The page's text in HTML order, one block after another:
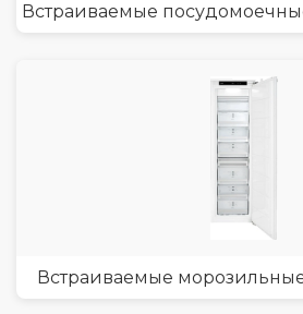
Встраиваемые
Встраиваемые